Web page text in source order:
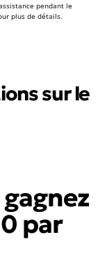
pendant le
plus de détails.
sur le
par